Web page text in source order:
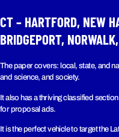
CT – HARTFORD, NEW
BRIDGEPORT,
The paper covers: local, state, and
and science, and society.
It also has a thriving classified
for proposal ads.
It is the perfect vehicle to target the